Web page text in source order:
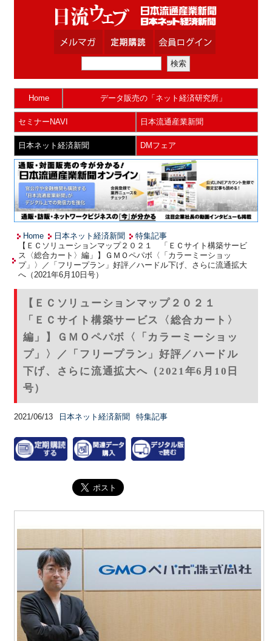
Home データ販売の「ネット経済研究所」
セミナーNAVI 日本流通産業新聞
日本ネット経済新聞 DMフェア
Home 日本ネット経済新聞
特集記事
【ＥＣソリューションマップ２０２１ 「ＥＣサイト構築サービ
ス〈総合カート〉編」】ＧＭＯペパボ〈「カラーミーショッ
プ」〉／「フリープラン」好評／ハードル下げ、さらに流通拡大
へ（2021年6月10日号）
【ＥＣソリューションマップ２０２１
「ＥＣサイト構築サービス〈総合カート〉
編」】ＧＭＯペパボ〈「カラーミーショッ
プ」〉／「フリープラン」好評／ハードル
下げ、さらに流通拡大へ（2021年6月10日
号）
2021/06/13 日本ネット経済新聞 特集記事